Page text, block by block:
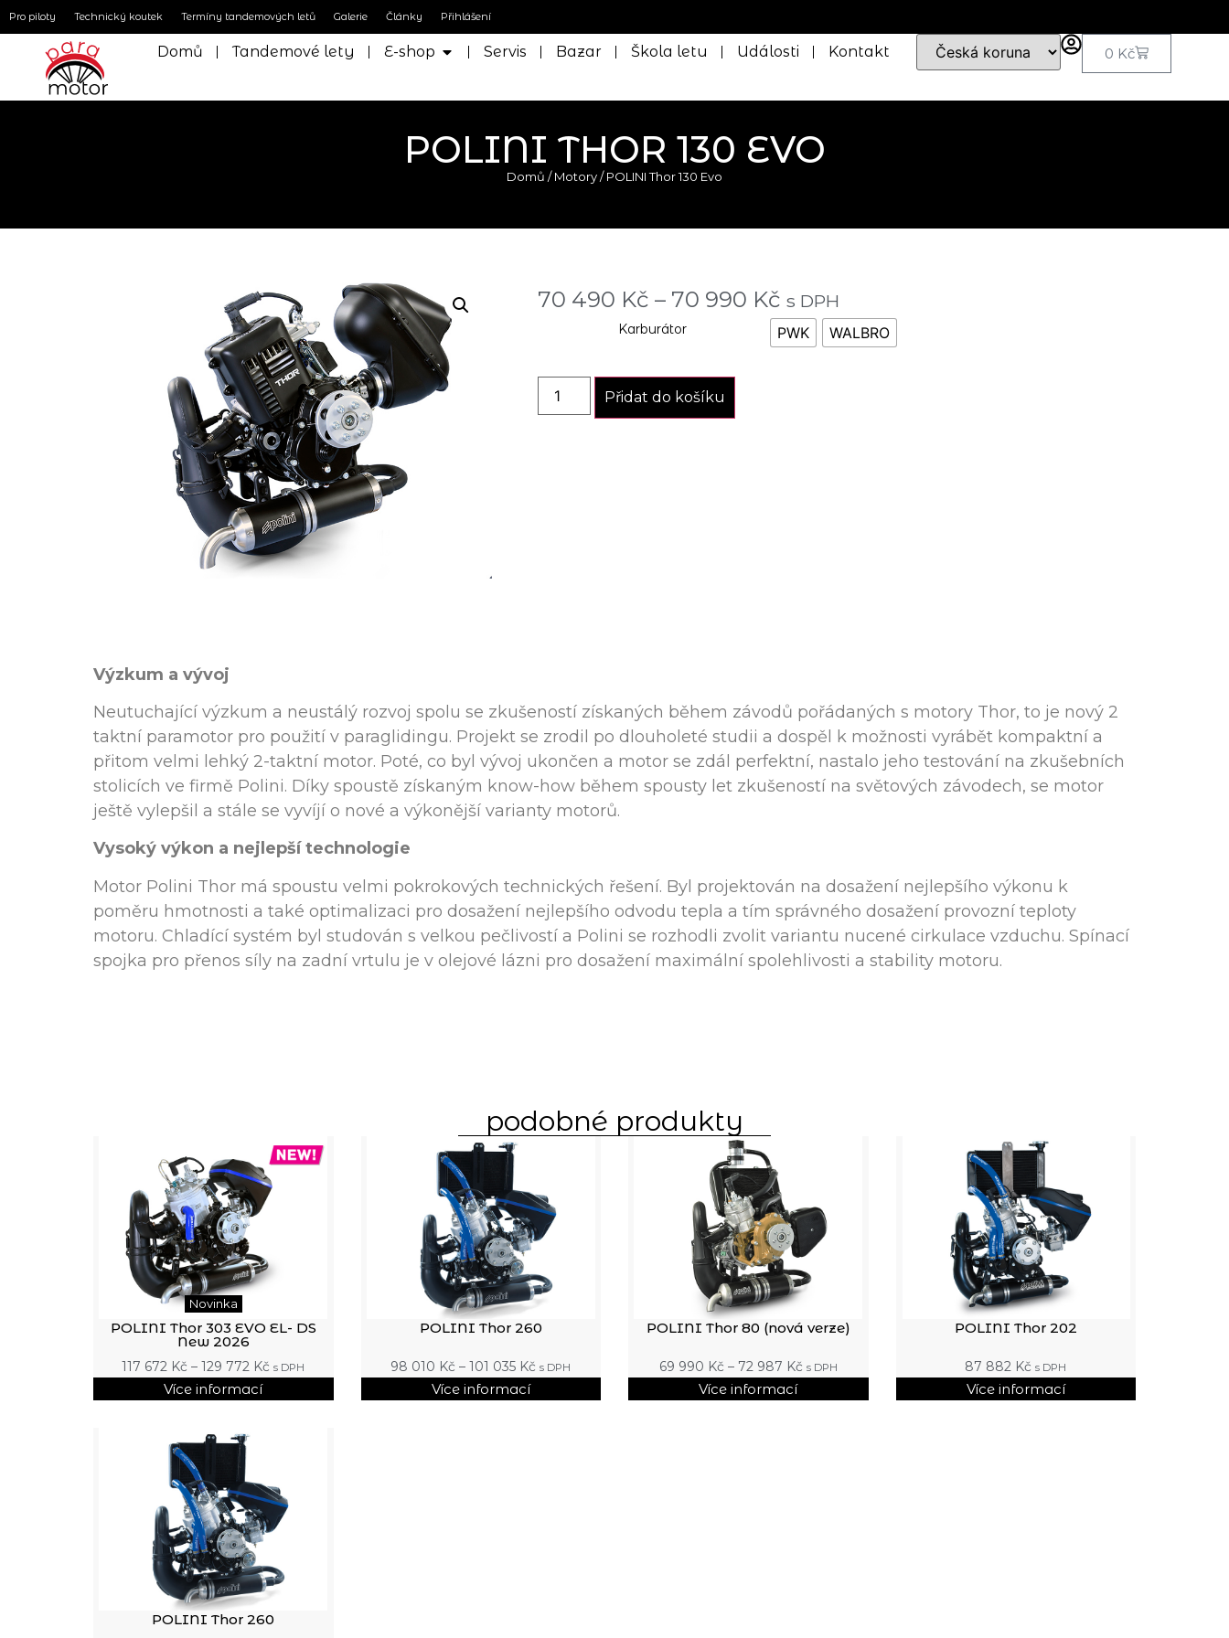
Pro piloty Technický koutek Termíny tandemových letů Galerie Články Přihlášení
Domů Tandemové lety E-shop Servis Bazar Škola letu Události Kontakt 0 Kč
POLINI THOR 130 EVO
Domů /Motory/ POLINI Thor 130 Evo
70 490 Kč – 70 990 Kč s DPH
Karburátor PWK WALBRO
Přidat do košíku
Výzkum a vývoj
Neutuchající výzkum a neustálý rozvoj spolu se zkušeností získaných během závodů pořádaných s motory Thor, to je nový 2
taktní paramotor pro použití v paraglidingu. Projekt se zrodil po dlouholeté studii a dospěl k možnosti vyrábět kompaktní a
přitom velmi lehký 2-taktní motor. Poté, co byl vývoj ukončen a motor se zdál perfektní, nastalo jeho testování na zkušebních
stolicích ve firmě Polini. Díky spoustě získaným know-how během spousty let zkušeností na světových závodech, se motor
ještě vylepšil a stále se vyvíjí o nové a výkonější varianty motorů.
Vysoký výkon a nejlepší technologie
Motor Polini Thor má spoustu velmi pokrokových technických řešení. Byl projektován na dosažení nejlepšího výkonu k
poměru hmotnosti a také optimalizaci pro dosažení nejlepšího odvodu tepla a tím správného dosažení provozní teploty
motoru. Chladící systém byl studován s velkou pečlivostí a Polini se rozhodli zvolit variantu nucené cirkulace vzduchu. Spínací
spojka pro přenos síly na zadní vrtulu je v olejové lázni pro dosažení maximální spolehlivosti a stability motoru.
podobné produkty
Novinka
POLINI Thor 303 EVO EL- DS
New 2026
117 672 Kč –129 772 Kč s DPH
Více informací
POLINI Thor 260
98 010 Kč –101 035 Kč s DPH
Více informací
POLINI Thor 80 (nová verze)
69 990 Kč – 72 987 Kč s DPH
Více informací
POLINI Thor 202
87 882 Kč s DPH
Více informací
POLINI Thor 260